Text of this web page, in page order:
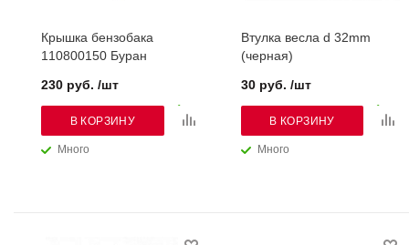
Крышка бензобака
110800150 Буран
Много
230 руб. /шт
В КОРЗИНУ
Втулка весла d 32mm
(черная)
Много
30 руб. /шт
В КОРЗИНУ